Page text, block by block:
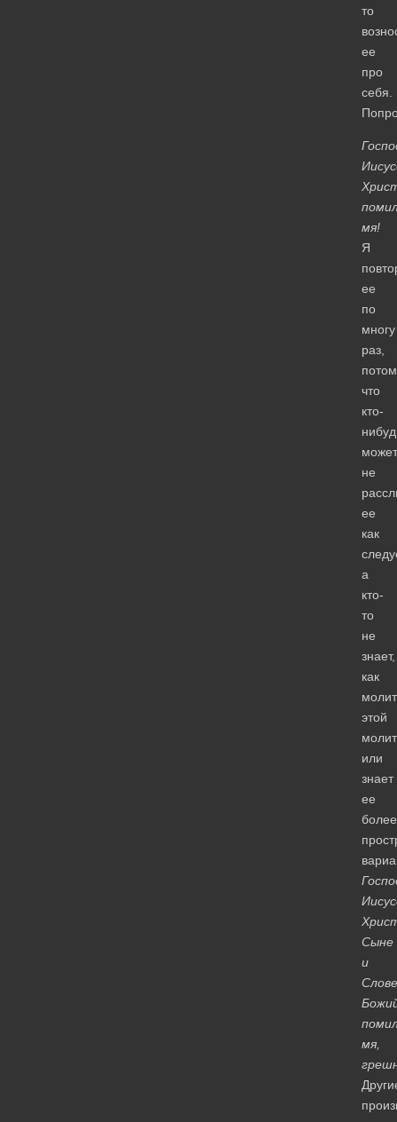
то
ее
про
себя.
мя!
Я
ее
по
многу
раз,
что
кто-
не
ее
как
а
кто-
то
не
знает,
как
этой
или
знает
ее
более
Сыне
и
Слове
мя,